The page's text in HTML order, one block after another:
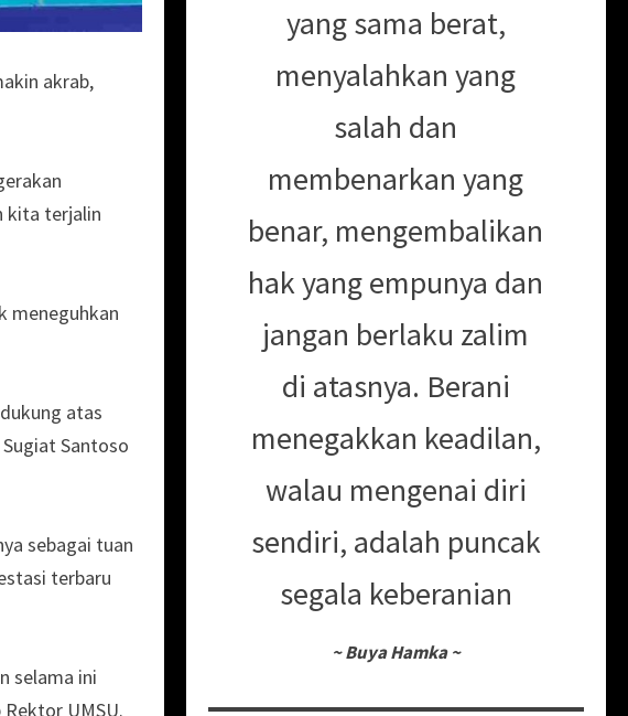
akrab,
kita terjalin
meneguhkan
atas
Santoso
sebagai tuan
terbaru
selama ini
UMSU.
yang sama berat,
menyalahkan yang
salah dan
membenarkan yang
benar, mengembalikan
hak yang empunya dan
jangan berlaku zalim
di atasnya. Berani
menegakkan keadilan,
walau mengenai diri
sendiri, adalah puncak
segala keberanian
~Buya Hamka ~